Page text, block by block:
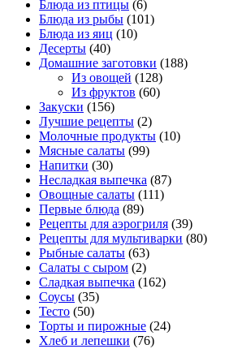
Блюда из птицы (6)
Блюда из рыбы (101)
Блюда из яиц (10)
Десерты (40)
Домашние заготовки (188)
Из овощей (128)
Из фруктов (60)
Закуски (156)
Лучшие рецепты (2)
Молочные продукты (10)
Мясные салаты (99)
Напитки (30)
Несладкая выпечка (87)
Овощные салаты (111)
Первые блюда (89)
Рецепты для аэрогриля (39)
Рецепты для мультиварки (80)
Рыбные салаты (63)
Салаты с сыром (2)
Сладкая выпечка (162)
Соусы (35)
Тесто (50)
Торты и пирожные (24)
Хлеб и лепешки (76)